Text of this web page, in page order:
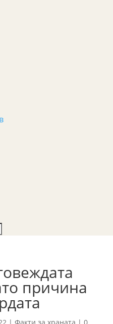
причина